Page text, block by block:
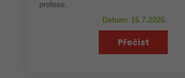
profese.
Datum: 16.7.2026
Přečíst